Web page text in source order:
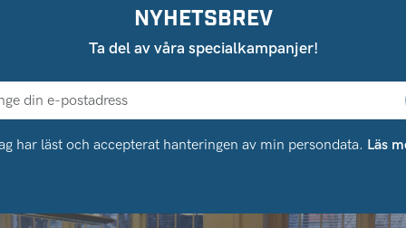
NYHETSBREV
Ta del av våra specialkampanjer!
har läst och accepterat hanteringen av min persondata. Läs